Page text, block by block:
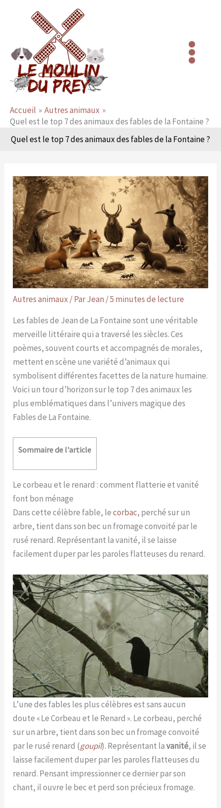
Accueil
Autres animaux
Quel est le top 7 des animaux des fables de la Fontaine ?
Quel est le top 7 des animaux des fables de la Fontaine ?
Autres animaux / ParJean /5 minutes de lecture
Les fables de Jean de La Fontaine sont une véritable
merveille littéraire qui a traversé les siècles. Ces
poèmes, souvent courts et accompagnés de morales,
mettent en scène une variété d’animaux qui
symbolisent différentes facettes de la nature humaine.
Voici un tour d’horizon sur le top 7 des animaux les
plus emblématiques dans l’univers magique des
Fables de La Fontaine.
Sommaire de l'article
Le corbeau et le renard : comment flatterie et vanité
font bon ménage
Dans cette célèbre fable, lecorbac, perché sur un
arbre, tient dans son bec un fromage convoité par le
rusé renard. Représentant la vanité, il se laisse
facilement duper par les paroles flatteuses du renard.
L’une des fables les plus célèbres est sans aucun
doute « Le Corbeau et le Renard ». Le corbeau, perché
sur un arbre, tient dans son bec un fromage convoité
par le rusé renard (goupil). Représentant lavanité, il se
laisse facilement duper par les paroles flatteuses du
renard. Pensant impressionner ce dernier par son
chant, il ouvre le bec et perd son précieux fromage.